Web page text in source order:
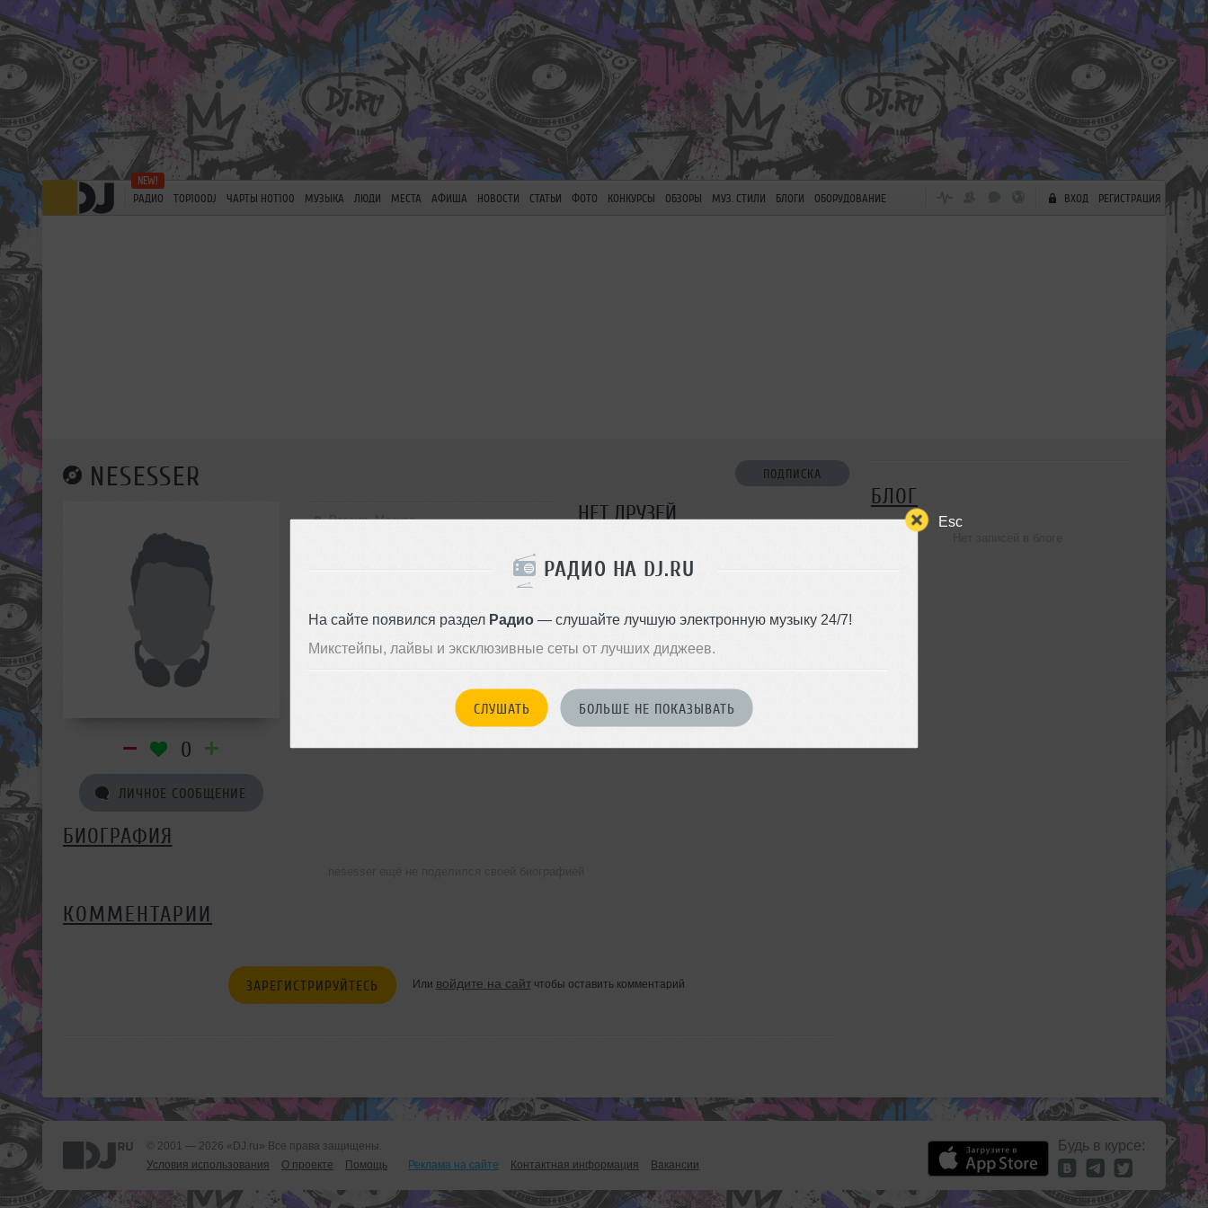
Esc
РАДИО НА DJ.RU
На сайте появился раздел Радио— слушайте лучшую электронную музыку 24/7!
Микстейпы, лайвы и эксклюзивные сеты от лучших диджеев.
СЛУШАТЬ БОЛЬШЕ НЕ ПОКАЗЫВАТЬ
РАДИО TOP100DJ ЧАРТЫ HOT100 МУЗЫКА ЛЮДИ МЕСТА АФИША НОВОСТИ СТАТЬИ ФОТО КОНКУРСЫ ОБЗОРЫ МУЗ. СТИЛИ БЛОГИ ОБОРУДОВАНИЕ ВХОД РЕГИСТРАЦИЯ
NESESSER ПОДПИСКА
0
ЛИЧНОЕ СООБЩЕНИЕ
Россия, Москва НЕТ ДРУЗЕЙ
БИОГРАФИЯ
КОММЕНТАРИИ
ЗАРЕГИСТРИРУЙТЕСЬ Или войдите на сайтчтобы оставить комментарий
БЛОГ
© 2001 — 2026 «DJ.ru» Все права защищены.
Условия использования
О проекте Помощь Реклама на сайте Контактная информация Вакансии
Будь в курсе: